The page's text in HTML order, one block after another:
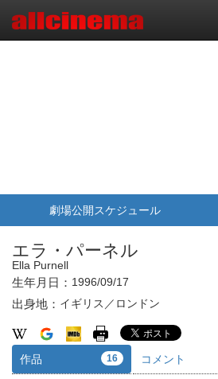
劇場公開スケジュール
エラ・パーネル
Ella Purnell
生年月日： 1996/09/17
出身地： イギリス／ロンドン
作品 16 コメント